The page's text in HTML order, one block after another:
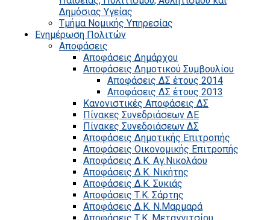
Δημόσιας Υγείας
Τμήμα Νομικής Υπηρεσίας
Ενημέρωση Πολιτών
Αποφάσεις
Αποφάσεις Δημάρχου
Αποφάσεις Δημοτικού Συμβουλίου
Αποφάσεις ΔΣ έτους 2014
Αποφάσεις ΔΣ έτους 2013
Κανονιστικές Αποφάσεις ΔΣ
Πίνακες Συνεδριάσεων ΔΕ
Πίνακες Συνεδριάσεων ΔΣ
Αποφάσεις Δημοτικής Επιτροπής
Αποφάσεις Οικονομικής Επιτροπής
Αποφάσεις Δ.Κ. Αγ.Νικολάου
Αποφάσεις Δ.Κ. Νικήτης
Αποφάσεις Δ.Κ. Συκιάς
Αποφάσεις Τ.Κ. Σάρτης
Αποφάσεις Δ.Κ. Ν.Μαρμαρά